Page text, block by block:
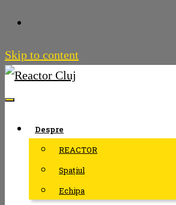
Skip to content
Despre
REACTOR
Spațiul
Echipa